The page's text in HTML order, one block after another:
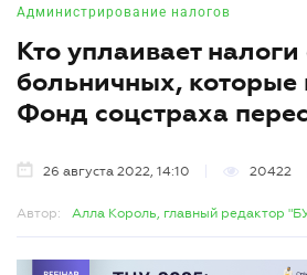
Администрирование налогов
Кто уплаивает налоги
больничных, которые
Фонд соцстраха
26 августа 2022, 14:10 20422
Автор: Алла Король, главный редактор